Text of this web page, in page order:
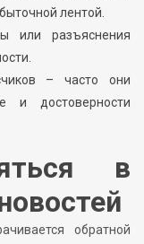
лентой.
или разъяснения
– часто они
и достоверности
в
обратной